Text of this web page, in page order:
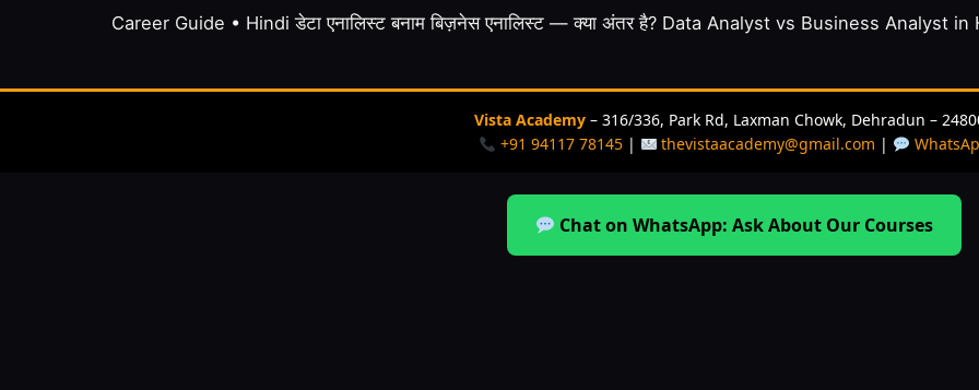
Career Guide • Hindi डेटा एनालिस्ट बनाम बिज़नेस एनालिस्ट — क्या अंतर है? Data Analyst vs Business Analyst
Vista Academy – 316/336, Park Rd, Laxman Chowk, Dehradun –
+91 94117 78145| thevistaacademy@gmail.com |
Chat on WhatsApp: Ask About Our Courses